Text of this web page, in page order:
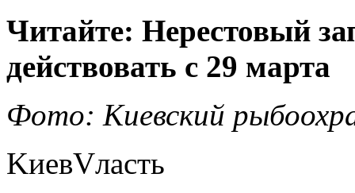
Читайте: Нерестовый
действовать с 29 марта
Фото: Киевский
KиевVласть